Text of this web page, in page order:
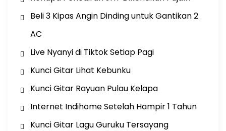
Beli 3 Kipas Angin Dinding untuk Gantikan 2
AC
Live Nyanyi di Tiktok Setiap Pagi
Kunci Gitar Lihat Kebunku
Kunci Gitar Rayuan Pulau Kelapa
Internet Indihome Setelah Hampir 1 Tahun
Kunci Gitar Lagu Guruku Tersayang